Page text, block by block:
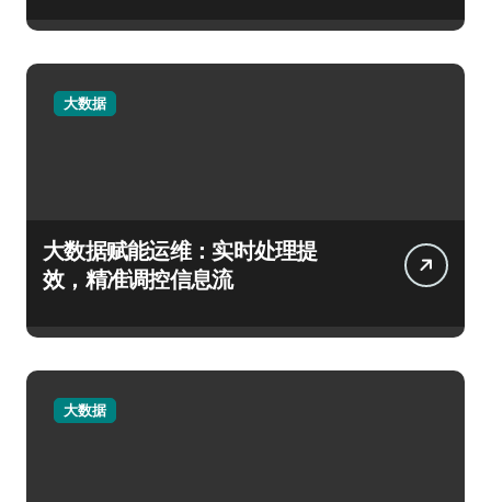
大数据
大数据赋能运维：实时处理提
效，精准调控信息流
大数据